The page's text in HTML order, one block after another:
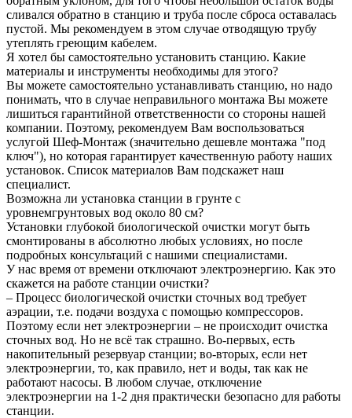
сливался обратно в станцию и труба после сброса оставалась
пустой. Мы рекомендуем в этом случае отводящую трубу
утеплять греющим кабелем.
Я хотел бы самостоятельно установить станцию. Какие
материалы и инструменты необходимы для этого?
Вы можете самостоятельно устанавливать станцию, но надо
понимать, что в случае неправильного монтажа Вы можете
лишиться гарантийной ответственности со стороны нашей
компании. Поэтому, рекомендуем Вам воспользоваться
услугой Шеф-Монтаж (значительно дешевле монтажа "под
ключ"), но которая гарантирует качественную работу наших
установок. Список материалов Вам подскажет наш
специалист.
Возможна ли установка станции в грунте с
уровнемгрунтовых вод около 80 см?
Установки глубокой биологической очистки могут быть
смонтированы в абсолютно любых условиях, но после
подробных консультаций с нашими специалистами.
У нас время от времени отключают электроэнергию. Как это
скажется на работе станции очистки?
– Процесс биологической очистки сточных вод требует
аэрации, т.е. подачи воздуха с помощью компрессоров.
Поэтому если нет электроэнергии – не происходит очистка
сточных вод. Но не всё так страшно. Во-первых, есть
накопительный резервуар станции; во-вторых, если нет
электроэнергии, то, как правило, нет и воды, так как не
работают насосы. В любом случае, отключение
электроэнергии на 1-2 дня практически безопасно для работы
станции.